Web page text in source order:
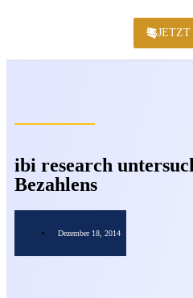
ibi research
Bezahlens
Dezember 18, 2014